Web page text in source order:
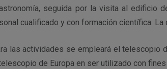
seguida por la visita al edificio
cualificado y con formación científica. La
las actividades se empleará el telescopio
de Europa en ser utilizado con